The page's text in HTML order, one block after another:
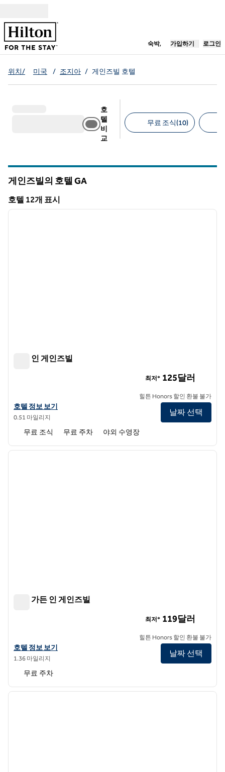
숙박,새 탭 열림
가입하기 로그인
위치/ 미국 / 조지아 / 게인즈빌 호텔
호
텔
비
교
무료 조식(10)
게인즈빌의 호텔 GA
호텔 12개 표시
호텔 12개 표시
1/12
다음
햄튼 인 게인즈빌
햄튼 인 게인즈빌의 호텔 정보 보기
호텔 정보 보기
0.51 마일리지
최저* 125달러
힐튼 Honors 할인 환불 불가
날짜 선택
무료 조식 무료 주차 야외 수영장
1/10
다음
힐튼 가든 인 게인즈빌
힐튼 가든 인 게인즈빌의 호텔 정보 보기
호텔 정보 보기
1.36 마일리지
최저* 119달러
힐튼 Honors 할인 환불 불가
날짜 선택
무료 주차
1/12
다음